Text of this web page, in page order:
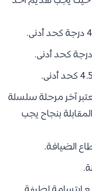
آخر مرحلة سلسلة
بنجاح يجب
الضيافة.